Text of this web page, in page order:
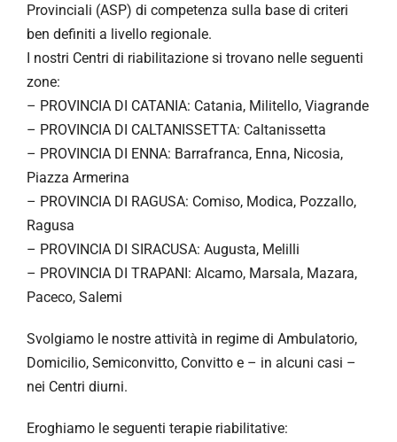
Provinciali (ASP) di competenza sulla base di criteri
ben definiti a livello regionale.
I nostri Centri di riabilitazione si trovano nelle seguenti
zone:
– PROVINCIA DI CATANIA: Catania, Militello, Viagrande
– PROVINCIA DI CALTANISSETTA: Caltanissetta
– PROVINCIA DI ENNA: Barrafranca, Enna, Nicosia,
Piazza Armerina
– PROVINCIA DI RAGUSA: Comiso, Modica, Pozzallo,
Ragusa
– PROVINCIA DI SIRACUSA: Augusta, Melilli
– PROVINCIA DI TRAPANI: Alcamo, Marsala, Mazara,
Paceco, Salemi
Svolgiamo le nostre attività in regime di Ambulatorio,
Domicilio, Semiconvitto, Convitto e – in alcuni casi –
nei Centri diurni.
Eroghiamo le seguenti terapie riabilitative: